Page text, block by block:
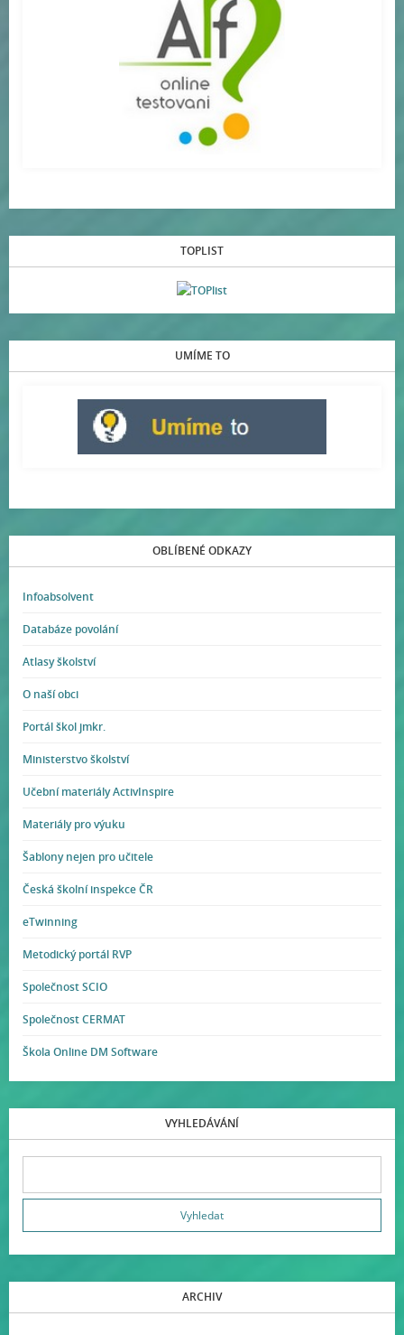
TOPLIST
UMÍME TO
OBLÍBENÉ ODKAZY
Infoabsolvent
Databáze povolání
Atlasy školství
O naší obci
Portál škol jmkr.
Ministerstvo školství
Učební materiály ActivInspire
Materiály pro výuku
Šablony nejen pro učitele
Česká školní inspekce ČR
eTwinning
Metodický portál RVP
Společnost SCIO
Společnost CERMAT
Škola Online DM Software
VYHLEDÁVÁNÍ
ARCHIV